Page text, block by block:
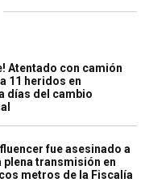
Atentado con camión
11 heridos en
días del cambio
fue asesinado a
plena transmisión en
metros de la Fiscalía